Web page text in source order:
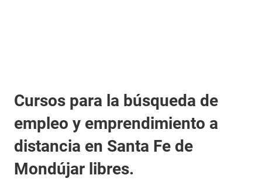
Cursos para la búsqueda de
empleo y emprendimiento a
distancia en Santa Fe de
Mondújar libres.